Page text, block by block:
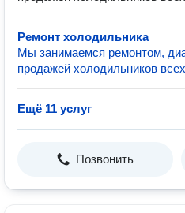
Ремонт холодильника
Мы занимаемся ремонтом,
продажей холодильников
Ещё 11 услуг
Позвонить